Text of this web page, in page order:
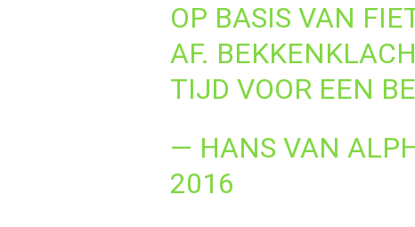
OP BASIS VAN
AF.
TIJD VOOR EEN
— HANS VAN
2016